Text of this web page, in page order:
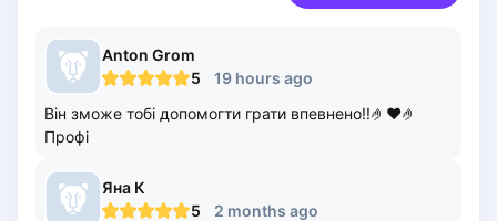
Pszczyna
Rzeszow
Siedlce
Stalowa Wola
Szczecin
Trabki Wielkie
Anton Grom
5
19 hours ago
Він зможе тобі допомогти грати впевнено!!🤌❤️🤌
Профі
Яна К
5
2 months ago